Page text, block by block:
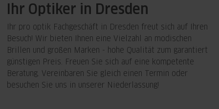
Ihr Optiker in Dresden
Ihr pro optik Fachgeschäft in Dresden freut sich auf Ihren
Besuch! Wir bieten Ihnen eine Vielzahl an modischen
Brillen und großen Marken - hohe Qualität zum garantiert
günstigen Preis. Freuen Sie sich auf eine kompetente
Beratung. Vereinbaren Sie gleich einen Termin oder
besuchen Sie uns in unserer Niederlassung!